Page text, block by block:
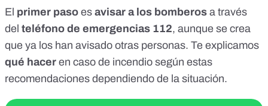
El primer paso es avisar a los bomberos a través
del teléfono de emergencias 112, aunque se crea
que ya los han avisado otras personas. Te explicamos
qué hacer en caso de incendio según estas
recomendaciones dependiendo de la situación.